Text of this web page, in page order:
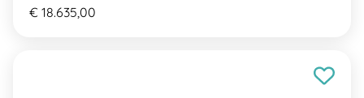
€ 18.635,00